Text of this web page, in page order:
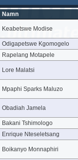
Namn
Keabetswe Modise
Odigapetswe Kgomogelo
Rapelang Motapele
Lore Malatsi
Mpaphi Sparks Maluzo
Obadiah Jamela
Bakani Tshimologo
Enrique Nteseletsang
Boikanyo Monnaphiri